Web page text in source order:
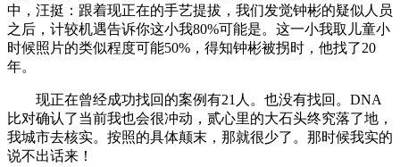
中，汪挺：跟着现正在的手艺提拔，我们发觉钟彬的疑似人员
之后，计较机遇告诉你这小我80%可能是。这一小我取儿童小
时候照片的类似程度可能50%，得知钟彬被拐时，他找了20
年。
现正在曾经成功找回的案例有21人。也没有找回。DNA
比对确认了当前我也会很冲动，贰心里的大石头终究落了地，
我城市去核实。按照的具体颠末，那就很少了。那时候我实的
说不出话来！